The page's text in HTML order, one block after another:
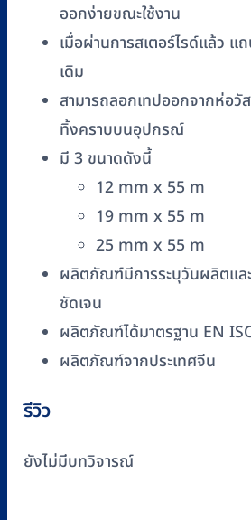
mm
x
m
RENPAK
YST-
ออกง่ายขณะใช้งาน
เมื่อผ่านการสเตอร์ไรด์แล้ว แ
เดิม
สามารถลอกเทปออกจากห่อ
ทิ้งคราบบนอุปกรณ์
มี 3 ขนาดดังนี้
12 mm x 55 m
19 mm x 55 m
25 mm x 55 m
ผลิตภัณฑ์มีการระบุวันผลิตแล
ชัดเจน
ผลิตภัณฑ์ได้มาตรฐาน EN
ผลิตภัณฑ์จากประเทศจีน
รีวิว
ยังไม่มีบทวิจารณ์